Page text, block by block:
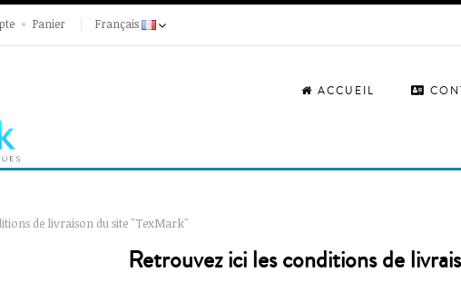
Panier Français
ACCUEIL
de livraison du site "TexMark"
Retrouvez ici les conditions de